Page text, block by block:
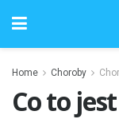
Home Choroby
Co to